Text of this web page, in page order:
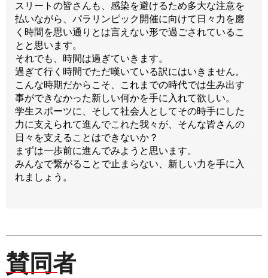
スリートの皆さんも、感染を避けるため多大な注意を
払いながら、パラリンピック開催に向けて日々力を磨
く時間を思い通りとは言えない形で過ごされているこ
とと思います。
それでも、時間は過ぎていきます。
過ぎて行く時間でただ嘆いている訳にはいきません。
こんな時期だからこそ、これまでの時代では生み出す
事ができなかった新しい何かを手に入れて欲しい。
学生スポーツに、そして社会人としてその時手にした
力に支えられて進んでこれた我々が、そんな皆さんの
日々を支えることはできないか？
まずは一歩前に進んでみようと思います。
みんなで繋がることで止まらない、新しい力を手に入
れましょう。
賛同者